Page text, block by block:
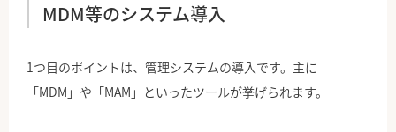
MDM等のシステム導入
1つ目のポイントは、管理システムの導入です。主に
「MDM」や「MAM」といったツールが挙げられます。